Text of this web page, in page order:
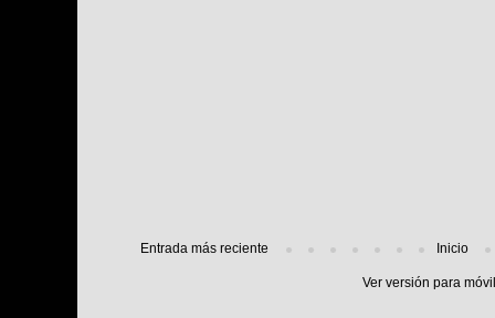
Entrada más reciente Inicio
Ver versión para